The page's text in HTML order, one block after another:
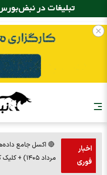
اخبار
فوری
مرداد ۱۴۰۵) + کلیک کنید